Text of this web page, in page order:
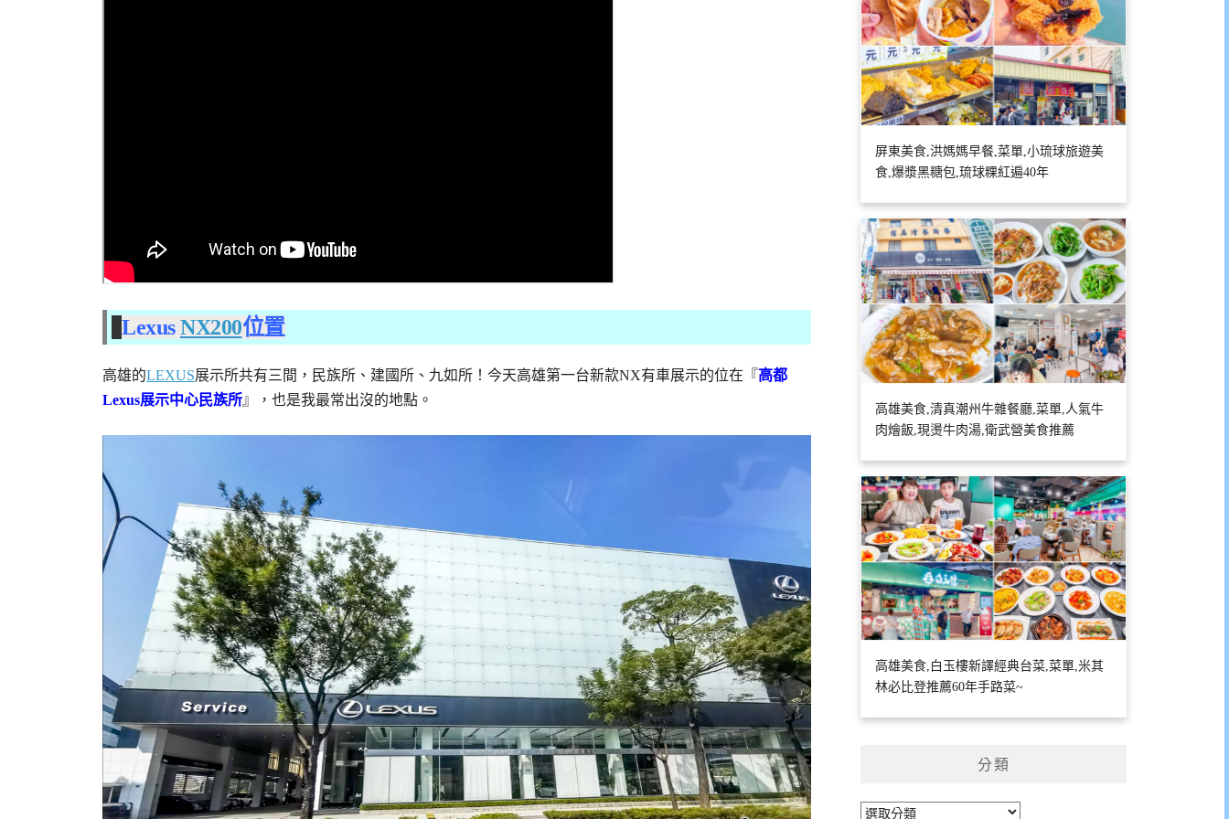
LexusNX200位置
高雄的LEXUS展示所共有三間，民族所、建國所、九如所！今天高雄第一台新款NX有車展示的位在『高都
Lexus展示中心民族所』，也是我最常出沒的地點。
屏東美食,洪媽媽早餐,菜單,小琉球旅遊美
食,爆漿黑糖包,琉球粿紅遍40年
高雄美食,清真潮州牛雜餐廳,菜單,人氣牛
肉燴飯,現燙牛肉湯,衛武營美食推薦
高雄美食,白玉樓新譯經典台菜,菜單,米其
林必比登推薦60年手路菜~
分類
分